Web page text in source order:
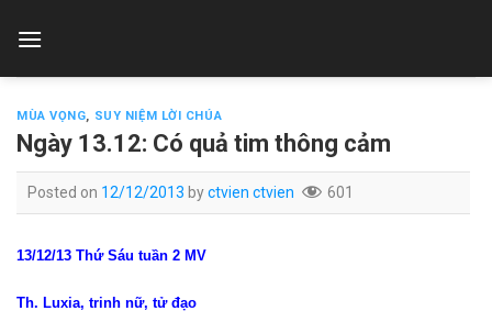
MÙA VỌNG, SUY NIỆM LỜI CHÚA
Ngày 13.12: Có quả tim thông cảm
Posted on 12/12/2013 byctvien ctvien 601
13/12/13 Thứ Sáu tuần 2 MV
Th. Luxia, trinh nữ, tử đạo